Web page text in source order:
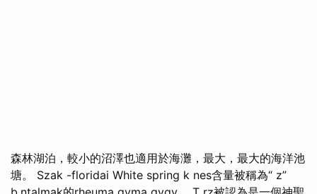
森林湖泊，較小的沼澤也適用於海灘，最大，最大的海洋池
塘。 Szak -floridai White spring k nes含量被稱為“ z”